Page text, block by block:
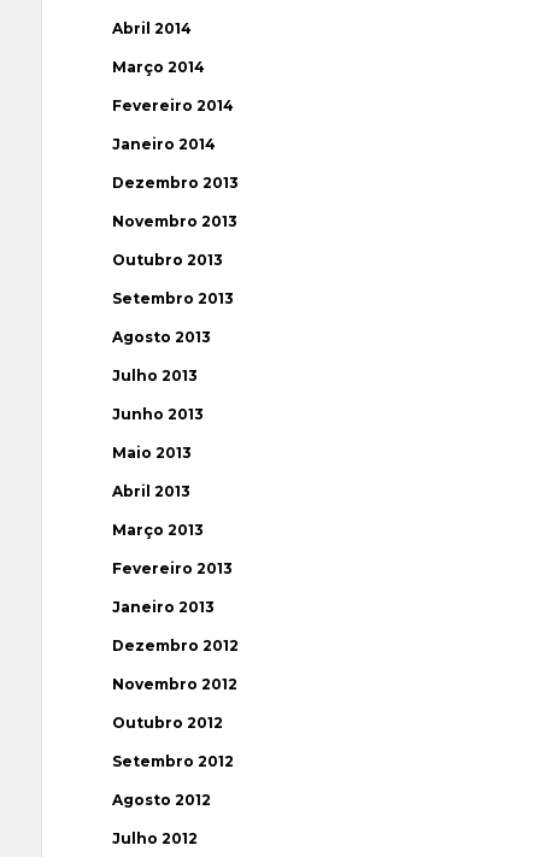
Abril 2014
Março 2014
Fevereiro 2014
Janeiro 2014
Dezembro 2013
Novembro 2013
Outubro 2013
Setembro 2013
Agosto 2013
Julho 2013
Junho 2013
Maio 2013
Abril 2013
Março 2013
Fevereiro 2013
Janeiro 2013
Dezembro 2012
Novembro 2012
Outubro 2012
Setembro 2012
Agosto 2012
Julho 2012